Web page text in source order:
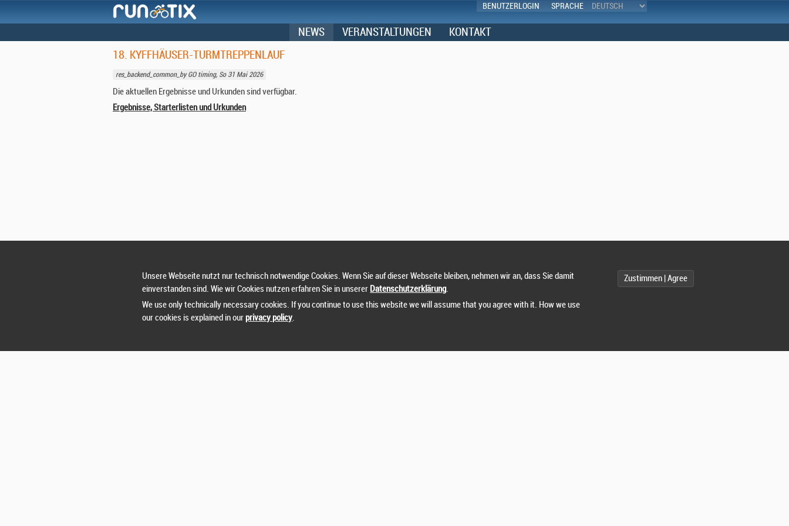
BENUTZERLOGIN SPRACHE
NEWS VERANSTALTUNGEN
KONTAKT
18. KYFFHÄUSER-TURMTREPPENLAUF
res_backend_common_by GO timing, So 31 Mai 2026
Die aktuellen Ergebnisse und Urkunden sind verfügbar.
Ergebnisse, Starterlisten und Urkunden
Zustimmen | Agree
Unsere Webseite nutzt nur technisch notwendige Cookies. Wenn Sie auf dieser Webseite bleiben, nehmen wir an, dass Sie damit
einverstanden sind. Wie wir Cookies nutzen erfahren Sie in unserer Datenschutzerklärung.
We use only technically necessary cookies. If you continue to use this website we will assume that you agree with it. How we use
our cookies is explained in ourprivacy policy.